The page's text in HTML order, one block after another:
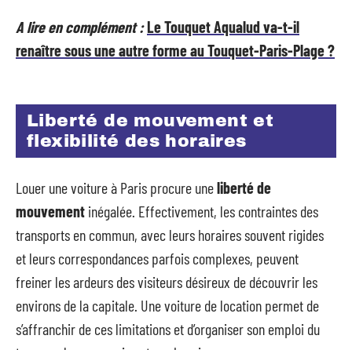
A lire en complément :Le Touquet Aqualud va-t-il
renaître sous une autre forme au Touquet-Paris-Plage ?
Liberté de mouvement et
flexibilité des horaires
Louer une voiture à Paris procure uneliberté de
mouvement inégalée. Effectivement, les contraintes des
transports en commun, avec leurs horaires souvent rigides
et leurs correspondances parfois complexes, peuvent
freiner les ardeurs des visiteurs désireux de découvrir les
environs de la capitale. Une voiture de location permet de
s’affranchir de ces limitations et d’organiser son emploi du